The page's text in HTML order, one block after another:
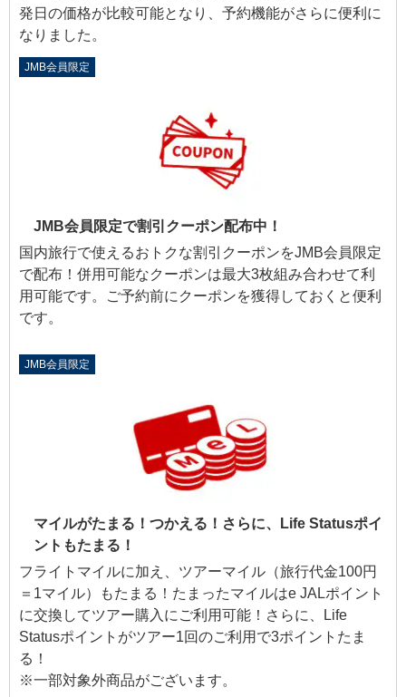
発日の価格が比較可能となり、予約機能がさらに便利に
なりました。
JMB会員限定
JMB会員限定で割引クーポン配布中！
国内旅行で使えるおトクな割引クーポンをJMB会員限定
で配布！併用可能なクーポンは最大3枚組み合わせて利
用可能です。ご予約前にクーポンを獲得しておくと便利
です。
JMB会員限定
マイルがたまる！つかえる！さらに、Life Statusポイ
ントもたまる！
フライトマイルに加え、ツアーマイル（旅行代金100円
＝1マイル）もたまる！たまったマイルはe JALポイント
に交換してツアー購入にご利用可能！さらに、Life
Statusポイントがツアー1回のご利用で3ポイントたま
る！
※一部対象外商品がございます。